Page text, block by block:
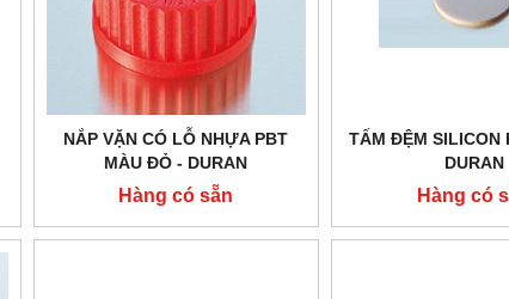
NẮP VẶN CÓ LỖ NHỰA PBT
MÀU ĐỎ - DURAN
Hàng có sẵn
TẤM ĐỆM SILICON
DURAN
Hàng có